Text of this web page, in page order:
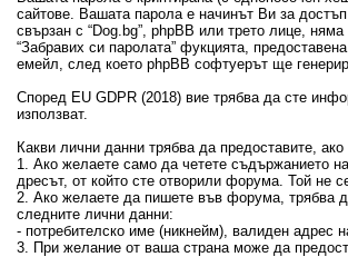
сайтове. Вашата парола е начинът Ви за
свързан с “Dog.bg”, phpBB или трето лице,
“Забравих си паролата” фукцията,
емейл, след което phpBB софтуерът ще
Според EU GDPR (2018) вие трябва да сте
използват.
Какви лични данни трябва да предоставите,
1. Ако желаете само да четете съдържанието
дресът, от който сте отворили форума. Той не
2. Ако желаете да пишете във форума, трябва
следните лични данни:
- потребителско име (никнейм), валиден
3. При желание от ваша страна може да